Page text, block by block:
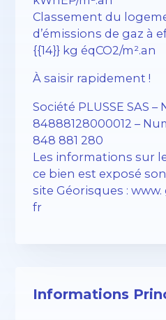
Classement du
d’émissions de gaz à
{{14}} kg éqCO2/m².an
À saisir rapidement !
Société PLUSSE SAS –
84888128000012 –
848 881 280
Les informations sur
ce bien est exposé
site Géorisques :
fr
Informations